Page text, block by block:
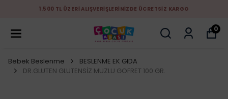
1.500 TL ÜZERİ ALIŞVERİŞLERİNİZDE ÜCRETSİZ KARGO
0
Bebek Beslenme
BESLENME EK GIDA
DR.GLUTEN GLUTENSİZ MUZLU GOFRET 100 GR.